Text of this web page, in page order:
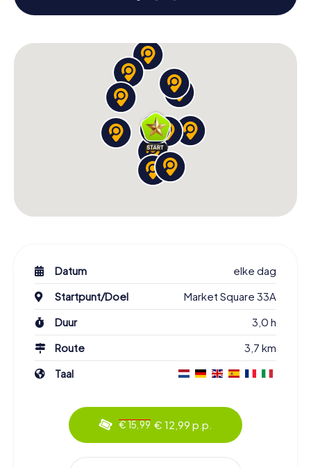
Datum
elke dag
Startpunt/Doel
Market Square 33A
Duur
3,0 h
Route
3,7 km
Taal
€ 15,99 € 12,99 p.p.